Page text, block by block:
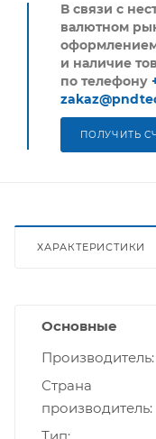
В связи с
валютном
оформлением
и наличие
по телефону
ПОЛУЧИТЬ
ХАРАКТЕРИСТИКИ
Основные
Производитель
Страна
производитель